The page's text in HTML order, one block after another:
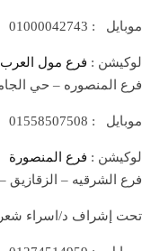
موبايل : 01000042743
لوكيشن : فرع مول العرب
فرع المنصوره – حي
موبايل : 01558507508
لوكيشن : فرع المنصورة
فرع الشرقيه – الزقازيق
تحت إشراف د/اسراء